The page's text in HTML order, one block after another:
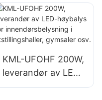
industrianlegg,
lagerbygninger og
andre
sapplikasjoner.
KML-UFOHF 200W,
leverandør av LED-
høybalys for